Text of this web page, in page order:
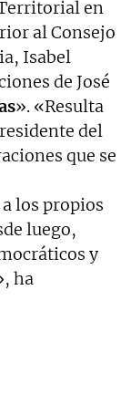
en
al Consejo
Isabel
de José
». «Resulta
del
que se
los propios
luego,
y
ha